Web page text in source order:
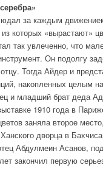
за каждым
которых «вырастают»
так увлеченно, что
Он подолгу
Тогда Айдер и
накопленных целым
и младший брат деда
1910 года в
заняла второе
дворца в
Абдулмеин Асанов,
закончил первую